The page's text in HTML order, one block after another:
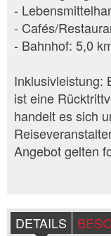
-
- Cafés/
- Bahnhof: 5,0
Inklusivleistung:
ist eine
handelt es sich
Angebot gelten
DETAILS